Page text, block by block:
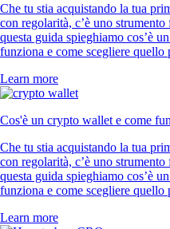
Che tu stia acquistando la tua
con regolarità, c’è uno
questa guida spieghiamo cos’è
funziona e come scegliere quello
Learn more
Cos'è un crypto wallet e come
Che tu stia acquistando la tua
con regolarità, c’è uno
questa guida spieghiamo cos’è
funziona e come scegliere quello
Learn more